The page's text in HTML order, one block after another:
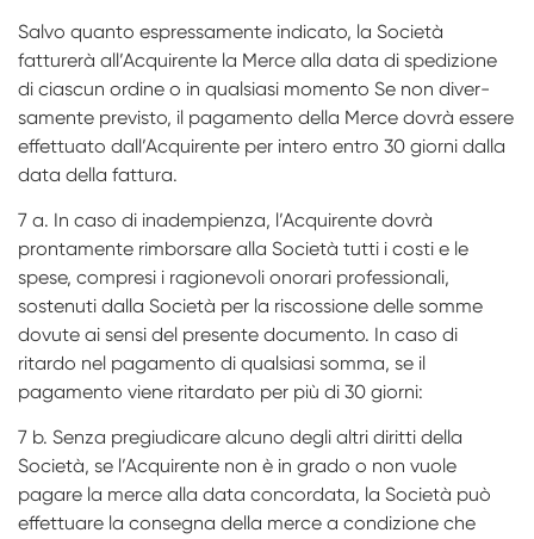
Salvo quanto espressamente indicato, la Società
fatturerà all’Acquirente la Merce alla data di spedizione
di ciascun ordine o in qualsiasi momento Se non diver­
samente previsto, il pagamento della Merce dovrà essere
effettuato dall’Acquirente per intero entro 30 giorni dalla
data della fattura.
7 a. In caso di inadempienza, l’Acquirente dovrà
prontamente rimborsare alla Società tutti i costi e le
spese, compresi i ragionevoli onorari professionali,
sostenuti dalla Società per la riscossione delle somme
dovute ai sensi del presente documento. In caso di
ritardo nel pagamento di qualsiasi somma, se il
pagamento viene ritardato per più di 30 giorni:
7 b. Senza pregiudicare alcuno degli altri diritti della
Società, se l’Acquirente non è in grado o non vuole
pagare la merce alla data concordata, la Società può
effettuare la consegna della merce a condizione che